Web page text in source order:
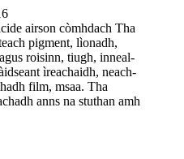
airson còmhdach Tha
pigment, lìonadh,
roisinn, tiugh, inneal-
ìreachaidh, neach-
film, msaa. Tha
anns na stuthan amh